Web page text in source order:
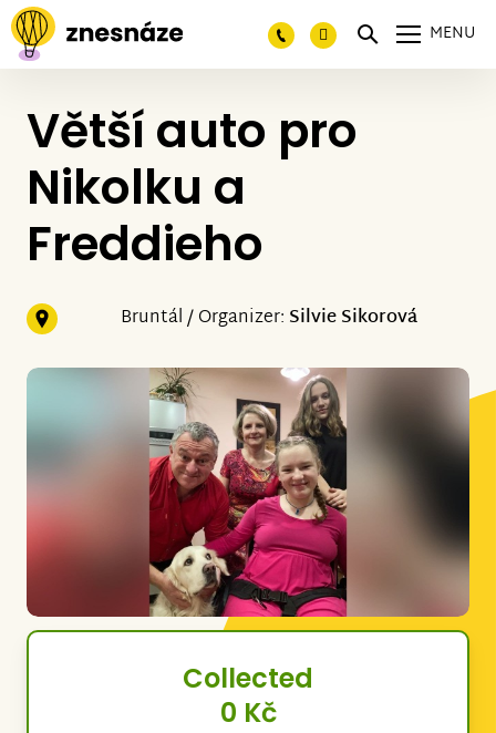
MENU
Větší auto pro
Nikolku a
Freddieho
Bruntál / Organizer: Silvie Sikorová
Collected
0 Kč